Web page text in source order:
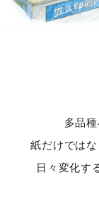
多品
紙だけでは
日々変化す